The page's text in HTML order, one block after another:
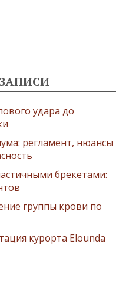
удара до
регламент, нюансы
брекетами:
группы крови по
курорта Elounda